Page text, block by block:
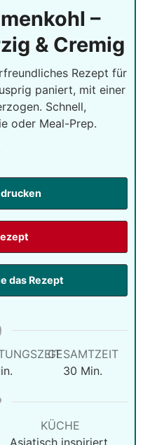
–
& Cremig
Rezept für
paniert, mit einer
Schnell,
oder Meal-Prep.
das Rezept
GESAMTZEIT
30 Minuten
Min.
KÜCHE
Asiatisch inspiriert,